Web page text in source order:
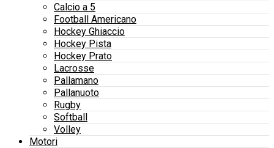
Calcio a 5
Football Americano
Hockey Ghiaccio
Hockey Pista
Hockey Prato
Lacrosse
Pallamano
Pallanuoto
Rugby
Softball
Volley
Motori